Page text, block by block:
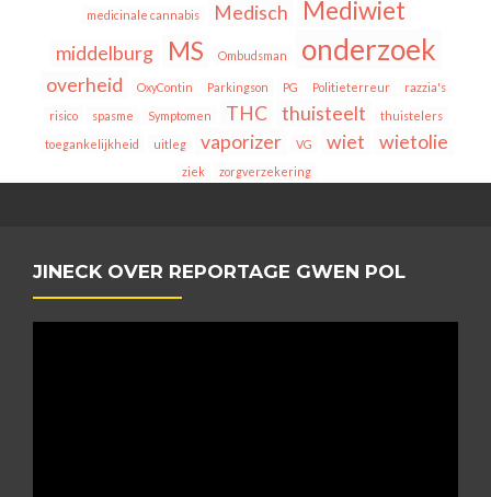
medicinale cannabis Medisch Mediwiet
middelburg MS Ombudsman onderzoek
overheid OxyContin Parkingson PG Politieterreur
razzia's
risico
spasme Symptomen THC thuisteelt
thuistelers
toegankelijkheid
uitleg vaporizer VG wiet wietolie
ziek zorgverzekering
JINECK OVER REPORTAGE GWEN POL